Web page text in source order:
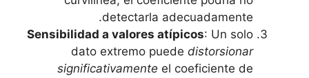
detectarla adecuadamente.
Sensibilidad ‌a valores atípicos: Un solo
dato extremo puede distorsionar
significativamente el coeficiente ‌de